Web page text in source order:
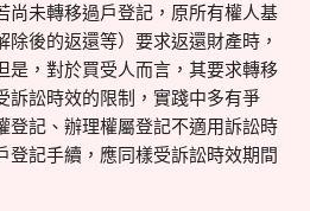
尚未轉移過戶登記，原所有權人基
後的返還等）要求返還財產時，
是，對於買受人而言，其要求轉移
訴訟時效的限制，實踐中多有爭
登記、辦理權屬登記不適用訴訟時
登記手續，應同樣受訴訟時效期間